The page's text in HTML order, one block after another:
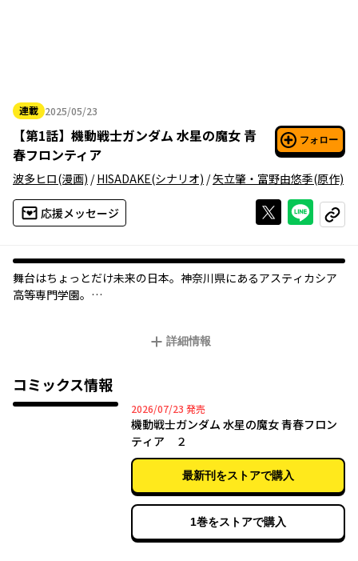
連載 2025/05/23
2025年05月23日
【第1話】 機動戦士ガンダム 水星の魔女 青
春フロンティア
フォロー
波多ヒロ(漫画) /HISADAKE(シナリオ) /矢立肇・富野由悠季(原作)
応援メッセージ Xで投稿する
ライン
コピー
舞台はちょっとだけ未来の日本。神奈川県にあるアスティカシア
高等専門学園。
将来の夢が見つからないミオリネに、スレッタが提案したの
「やりたいことリスト、いっしょに埋めませんか？」。
青春全部懸けた、２人と仲間たちの新天地（フロンティア）が始
詳細情報
コミックス情報
2026/07/23 2026年07月23日
発売
機動戦士ガンダム 水星の魔女 青春フロン
ティア ２
最新刊をストアで購入
1巻をストアで購入